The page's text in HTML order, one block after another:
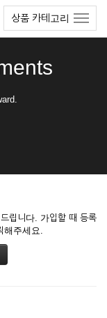
상품 카테고리
립니다. 가입할 때 등록
해주세요.